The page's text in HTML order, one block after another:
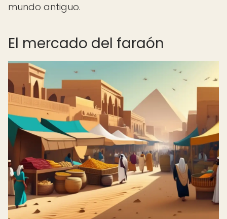
mundo antiguo.
El mercado del faraón